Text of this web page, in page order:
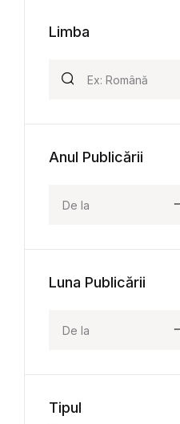
Limba
Anul Publicării
Luna Publicării
Tipul